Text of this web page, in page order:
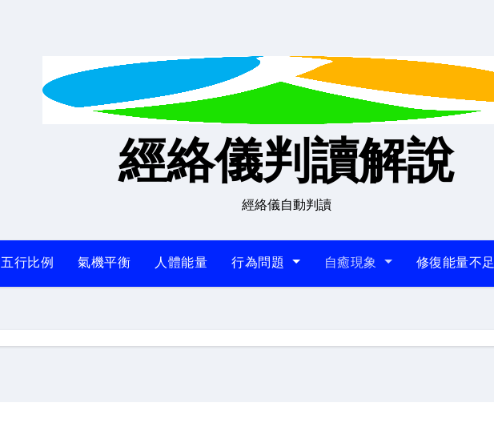
經絡儀判讀解說
經絡儀自動判讀
五行比例 氣機平衡 人體能量 行為問題 自癒現象 修復能量不足